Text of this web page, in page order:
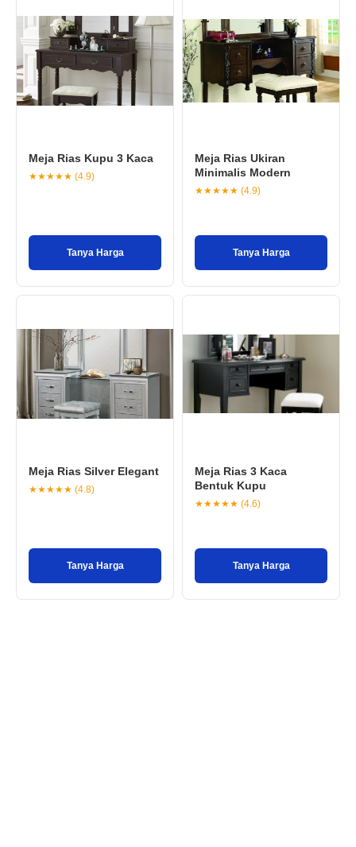
Meja Rias Kupu 3 Kaca
★★★★★ (4.9)
Tanya Harga
Meja Rias Ukiran
Minimalis Modern
★★★★★ (4.9)
Tanya Harga
Meja Rias Silver Elegant
★★★★★ (4.8)
Tanya Harga
Meja Rias 3 Kaca
Bentuk Kupu
★★★★★ (4.6)
Tanya Harga